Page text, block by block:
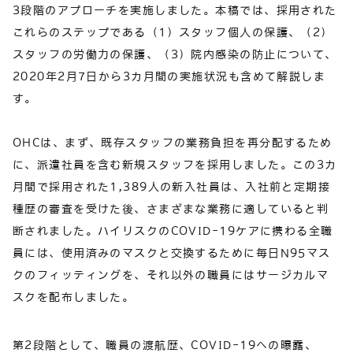
3段階のアプローチを実施しました。本稿では、採用された
これらのステップである（1）スタッフ個人の保護、（2）
スタッフの労働力の保護、（3）院内感染の防止について、
2020年2月7日から3カ月間の実施状況も含めて解説しま
す。
OHCは、まず、既存スタッフの業務負担を再分配するため
に、派遣社員を含む新規スタッフを採用しました。この3カ
月間で採用された1,389人の新入社員は、入社前と定期接
種歴の審査を受けた後、さまざまな業務に適していると判
断されました。ハイリスクのCOVID-19ケアに携わる全職
員には、使用済みのマスクと交換するために毎日N95マス
クのフィッティングを、それ以外の職員にはサージカルマ
スクを配布しました。
第2段階として、職員の渡航歴、COVID-19への曝露、